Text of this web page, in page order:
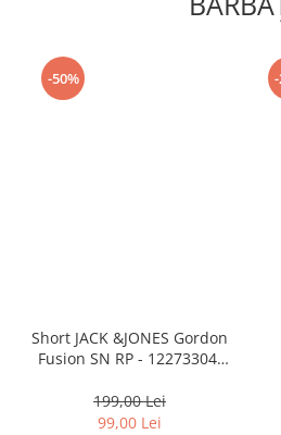
-50%
Short JACK &JONES Gordon
Fusion SN RP - 12273304-
199,00 Lei
99,00 Lei